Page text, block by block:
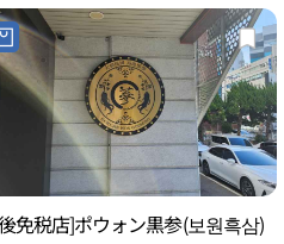
免税店]ポウォン黒参(보원흑삼)